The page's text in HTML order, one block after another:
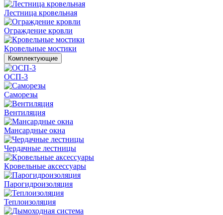
Лестница кровельная
Ограждение кровли
Кровельные мостики
Комплектующие
ОСП-3
Саморезы
Вентиляция
Мансардные окна
Чердачные лестницы
Кровельные аксессуары
Парогидроизоляция
Теплоизоляция